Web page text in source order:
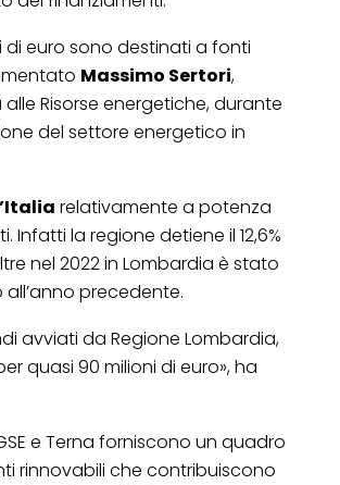
di euro sono destinati a fonti
Massimo Sertori,
Risorse energetiche, durante
del settore energetico in
relativamente a potenza
la regione detiene il 12,6%
nel 2022 in Lombardia è stato
all’anno precedente.
avviati da Regione Lombardia,
quasi 90 milioni di euro», ha
e Terna forniscono un quadro
rinnovabili che contribuiscono